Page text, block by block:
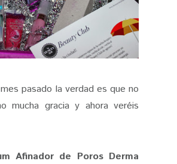
pasado la verdad es que no
mucha gracia y ahora veréis
Afinador de Poros Derma